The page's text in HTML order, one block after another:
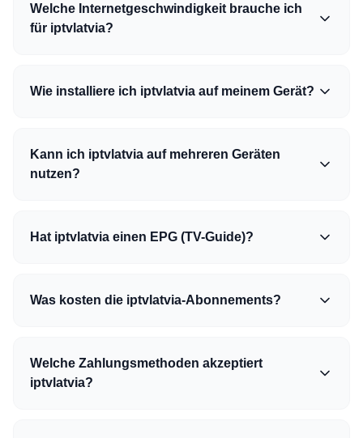
Welche Internetgeschwindigkeit brauche ich
für iptvlatvia?
Wie installiere ich iptvlatvia auf meinem Gerät?
Kann ich iptvlatvia auf mehreren Geräten
nutzen?
Hat iptvlatvia einen EPG (TV-Guide)?
Was kosten die iptvlatvia-Abonnements?
Welche Zahlungsmethoden akzeptiert
iptvlatvia?